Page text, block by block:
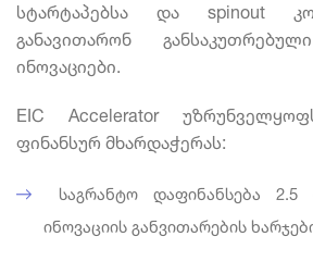
სტარტაპებსა და spinout
განავითარონ
ინოვაციები.
EIC Accelerator
ფინანსურ მხარდაჭერას:
საგრანტო დაფინანსება
ინოვაციის განვითარების